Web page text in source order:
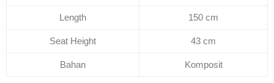
Length 150 cm
Seat Height 43 cm
Bahan Komposit